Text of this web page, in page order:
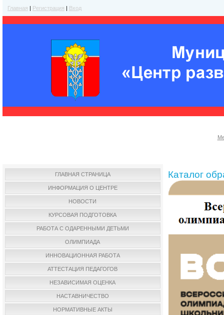
Главная | Регистрация | Вход
ГЛАВНАЯ СТРАНИЦА
ИНФОРМАЦИЯ О ЦЕНТРЕ
НОВОСТИ
КУРСОВАЯ ПОДГОТОВКА
РАБОТА С ОДАРЕННЫМИ ДЕТЬМИ
ОЛИМПИАДА
ИННОВАЦИОННАЯ РАБОТА
АТТЕСТАЦИЯ ПЕДАГОГОВ
НЕЗАВИСИМАЯ ОЦЕНКА
НАСТАВНИЧЕСТВО
НОРМАТИВНЫЕ АКТЫ
Каталог